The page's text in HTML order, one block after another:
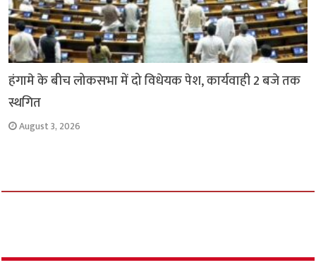
हंगामे के बीच लोकसभा में दो विधेयक पेश, कार्यवाही 2 बजे तक
स्थगित
August 3, 2026